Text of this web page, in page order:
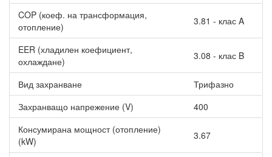
COP (коеф. на трансформация,
отопление)
3.81 - клас A
EER (хладилен коефициент,
охлаждане)
3.08 - клас B
Вид захранване
Трифазно
Захранващо напрежение (V)
400
Консумирана мощност (отопление)
(kW)
3.67